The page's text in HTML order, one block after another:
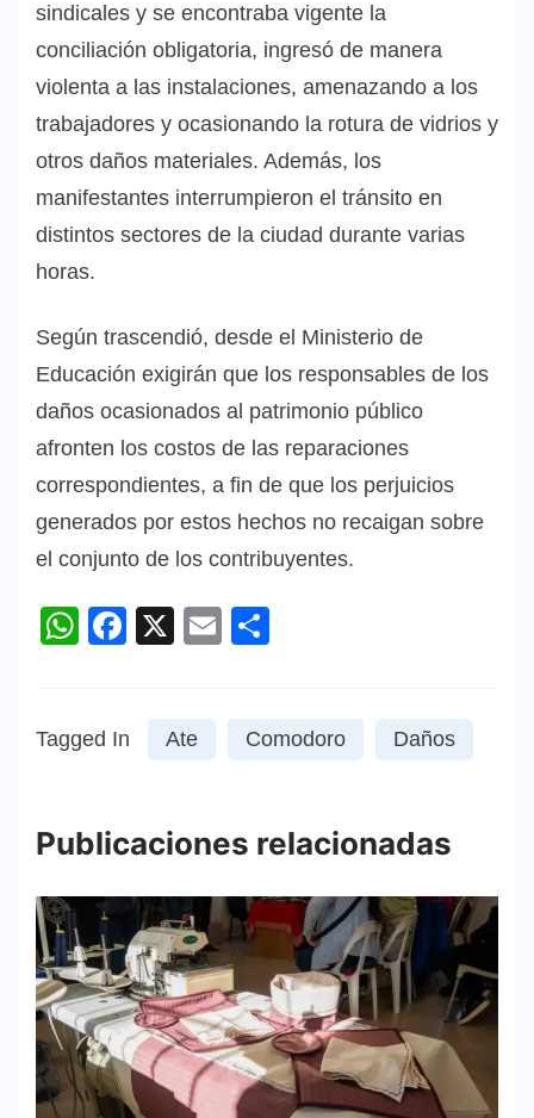
sindicales y se encontraba vigente la
conciliación obligatoria, ingresó de manera
violenta a las instalaciones, amenazando a los
trabajadores y ocasionando la rotura de vidrios y
otros daños materiales. Además, los
manifestantes interrumpieron el tránsito en
distintos sectores de la ciudad durante varias
horas.
Según trascendió, desde el Ministerio de
Educación exigirán que los responsables de los
daños ocasionados al patrimonio público
afronten los costos de las reparaciones
correspondientes, a fin de que los perjuicios
generados por estos hechos no recaigan sobre
el conjunto de los contribuyentes.
WhatsApp
Facebook
X Email
Tagged In Ate Comodoro Daños
Publicaciones relacionadas